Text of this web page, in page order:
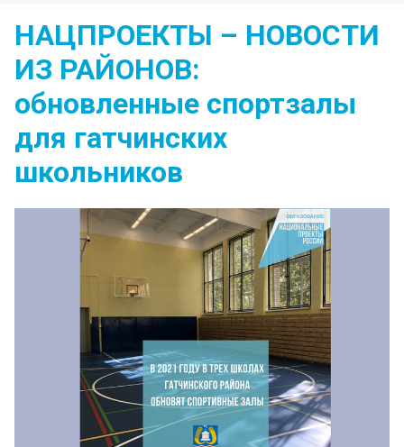
НАЦПРОЕКТЫ – НОВОСТИ
ИЗ РАЙОНОВ:
обновленные спортзалы
для гатчинских
школьников